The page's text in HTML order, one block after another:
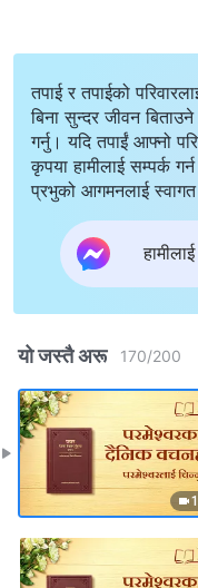
तपाई र तपाईको
बिना सुन्दर जीवन
गर्नु। यदि तपाईं आफ्नो
कृपया हामीलाई सम्पर्क
प्रभुको आगमनलाई स्वागत
यो जस्तै अरू 170/200